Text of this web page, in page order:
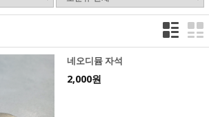
네오디뮴 자석
2,000원